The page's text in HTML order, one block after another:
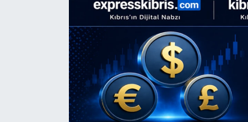
KKTC YEREL SEÇİM 2018
Kültür Sanat